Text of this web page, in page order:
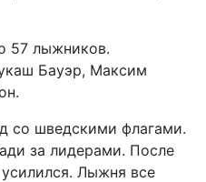
57 лыжников.
Бауэр, Максим
со шведскими флагами.
за лидерами. После
усилился. Лыжня все